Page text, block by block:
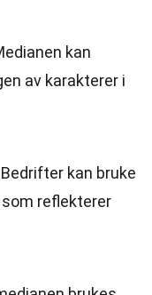
kan
av karakterer i
Bedrifter kan bruke
reflekterer